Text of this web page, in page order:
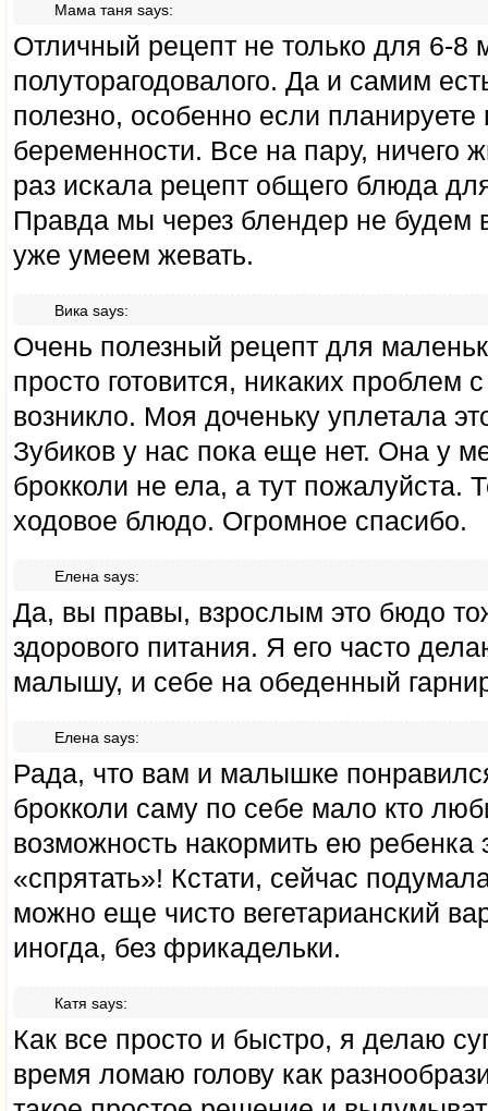
Мама таня says:
Отличный рецепт не только для 6-
полуторагодовалого. Да и самим
полезно, особенно если планируете
беременности. Все на пару, ничего
раз искала рецепт общего блюда
Правда мы через блендер не будем
уже умеем жевать.
Вика says:
Очень полезный рецепт для
просто готовится, никаких проблем
возникло. Моя доченьку уплетала
Зубиков у нас пока еще нет. Она у
брокколи не ела, а тут пожалуйста.
ходовое блюдо. Огромное спасибо.
Елена says:
Да, вы правы, взрослым это бюдо
здорового питания. Я его часто
малышу, и себе на обеденный
Елена says:
Рада, что вам и малышке
брокколи саму по себе мало кто
возможность накормить ею ребенка
«спрятать»! Кстати, сейчас
можно еще чисто вегетарианский
иногда, без фрикадельки.
Катя says:
Как все просто и быстро, я делаю
время ломаю голову как